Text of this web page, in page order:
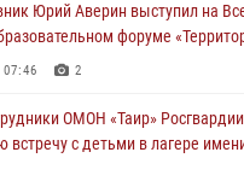
ВДВ и проведения матчевого
06:52 7
комендатура
Юрий Аверин выступил на
форуме
07:46 2
ОМОН «Таир»
встречу с детьми в лагере